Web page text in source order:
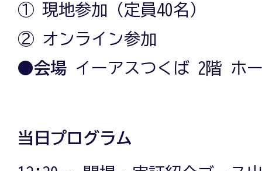
① 現地参加（定員40名）
② オンライン参加
●会場 イーアスつくば 2階 ホー
当日プログラム